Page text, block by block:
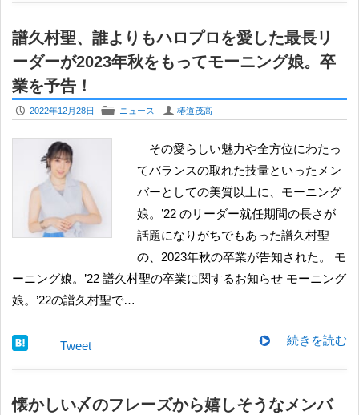
譜久村聖、誰よりもハロプロを愛した最長リ
ーダーが2023年秋をもってモーニング娘。卒
業を予告！
P 2022年12月28日 F ニュース U 椿道茂高
その愛らしい魅力や全方位にわたっ
てバランスの取れた技量といったメン
バーとしての美質以上に、モーニング
娘。’22 のリーダー就任期間の長さが
話題になりがちでもあった譜久村聖
の、2023年秋の卒業が告知された。 ​モ
ーニング娘。’22 譜久村聖の卒業に関するお知らせ モーニング
娘。’22の譜久村聖で…
続きを読む
Tweet
懐かしい〆のフレーズから嬉しそうなメンバ